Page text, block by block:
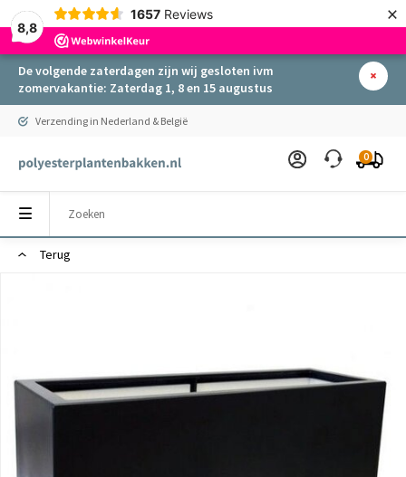
8,8
1657 Reviews ×
De volgende zaterdagen zijn wij gesloten ivm
zomervakantie: Zaterdag 1, 8 en 15 augustus
Verzending in Nederland & België
0
Terug